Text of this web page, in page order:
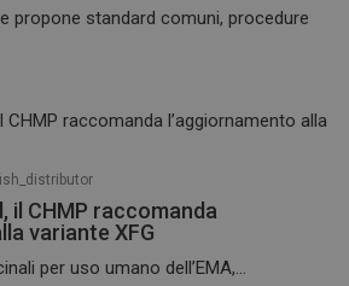
propone standard comuni, procedure
il CHMP raccomanda
variante XFG
per uso umano dell’EMA,...